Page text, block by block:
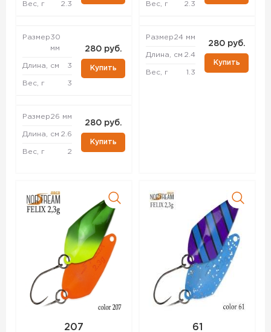
Вес, г 2.3
Размер30
мм
Длина, см 3
Вес, г 3
280 руб.
Купить
Размер26 мм
Длина, см 2.6
Вес, г 2
280 руб.
Купить
Вес, г 2.3
Размер24 мм
Длина, см 2.4
Вес, г 1.3
280 руб.
Купить
207 61